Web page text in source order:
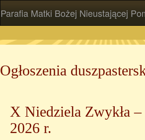
Parafia Matki Bożej Nieustającej
Ogłoszenia
X Niedziela Zwykła –
2026 r.